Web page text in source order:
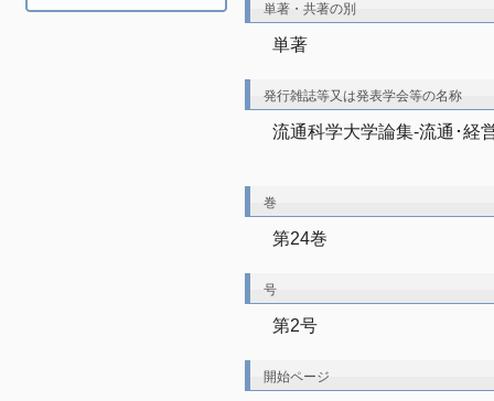
単著・共著の別
単著
発行雑誌等又は発表学会等の名称
流通科学大学論集-流通･経
巻
第24巻
号
第2号
開始ページ